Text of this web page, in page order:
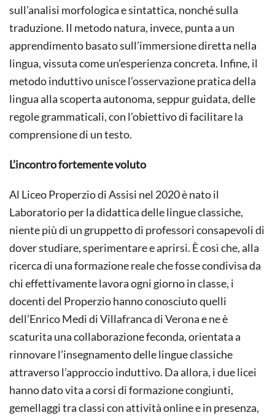
sull’analisi morfologica e sintattica, nonché sulla
traduzione. Il metodo natura, invece, punta a un
apprendimento basato sull’immersione diretta nella
lingua, vissuta come un’esperienza concreta. Infine, il
metodo induttivo unisce l’osservazione pratica della
lingua alla scoperta autonoma, seppur guidata, delle
regole grammaticali, con l’obiettivo di facilitare la
comprensione di un testo.
L’incontro fortemente voluto
Al Liceo Properzio di Assisi nel 2020 è nato il
Laboratorio per la didattica delle lingue classiche,
niente più di un gruppetto di professori consapevoli di
dover studiare, sperimentare e aprirsi. È così che, alla
ricerca di una formazione reale che fosse condivisa da
chi effettivamente lavora ogni giorno in classe, i
docenti del Properzio hanno conosciuto quelli
dell’Enrico Medi di Villafranca di Verona e ne è
scaturita una collaborazione feconda, orientata a
rinnovare l’insegnamento delle lingue classiche
attraverso l’approccio induttivo. Da allora, i due licei
hanno dato vita a corsi di formazione congiunti,
gemellaggi tra classi con attività online e in presenza,